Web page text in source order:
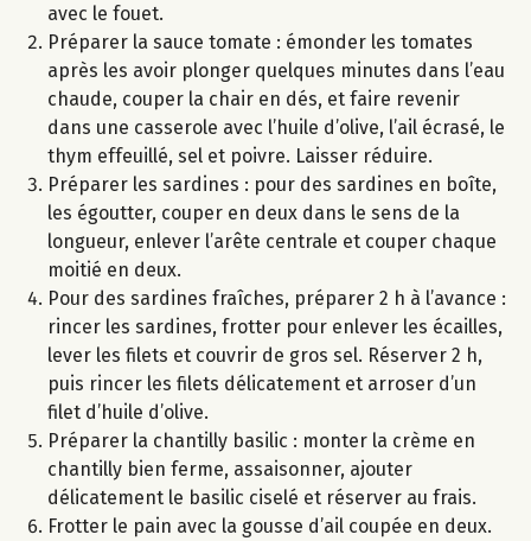
avec le fouet.
Préparer la sauce tomate : émonder les tomates
après les avoir plonger quelques minutes dans l’eau
chaude, couper la chair en dés, et faire revenir
dans une casserole avec l’huile d’olive, l’ail écrasé, le
thym effeuillé, sel et poivre. Laisser réduire.
Préparer les sardines : pour des sardines en boîte,
les égoutter, couper en deux dans le sens de la
longueur, enlever l’arête centrale et couper chaque
moitié en deux.
Pour des sardines fraîches, préparer 2 h à l’avance :
rincer les sardines, frotter pour enlever les écailles,
lever les filets et couvrir de gros sel. Réserver 2 h,
puis rincer les filets délicatement et arroser d’un
filet d’huile d’olive.
Préparer la chantilly basilic : monter la crème en
chantilly bien ferme, assaisonner, ajouter
délicatement le basilic ciselé et réserver au frais.
Frotter le pain avec la gousse d’ail coupée en deux.